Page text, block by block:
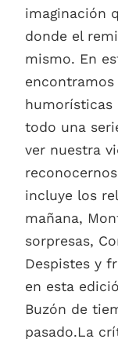
imaginación
donde el
mismo. En
humorísticas
todo una
ver nuestra
incluye los
mañana,
sorpresas,
Despistes y
en esta
Buzón de
pasado.La